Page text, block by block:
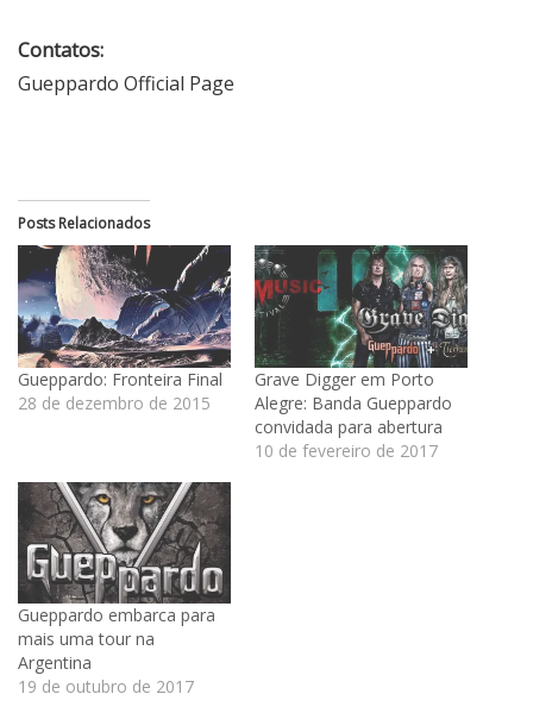
Contatos:
Gueppardo Official Page
Posts Relacionados
Gueppardo: Fronteira Final
28 de dezembro de 2015
Grave Digger em Porto
Alegre: Banda Gueppardo
convidada para abertura
10 de fevereiro de 2017
Gueppardo embarca para
mais uma tour na
Argentina
19 de outubro de 2017